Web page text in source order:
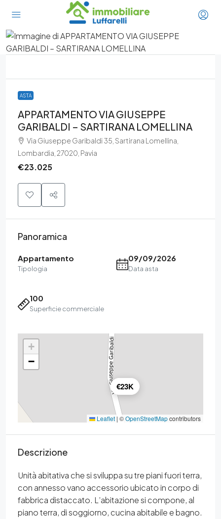
ASTA
APPARTAMENTO VIA GIUSEPPE
GARIBALDI – SARTIRANA LOMELLINA
Via Giuseppe Garibaldi 35, Sartirana Lomellina,
Lombardia, 27020, Pavia
€23.025
Panoramica
Appartamento
Tipologia
09/09/2026
Data asta
100
Superficie commerciale
€23K
+
−
Leaflet | ©OpenStreetMapcontributors
Descrizione
Unità abitativa che si sviluppa su tre piani fuori terra,
con annesso vano accessorio ubicato in corpo di
fabbrica distaccato. L’abitazione si compone, al
piano terra, di soggiorno, cucina abitabile e bagno.